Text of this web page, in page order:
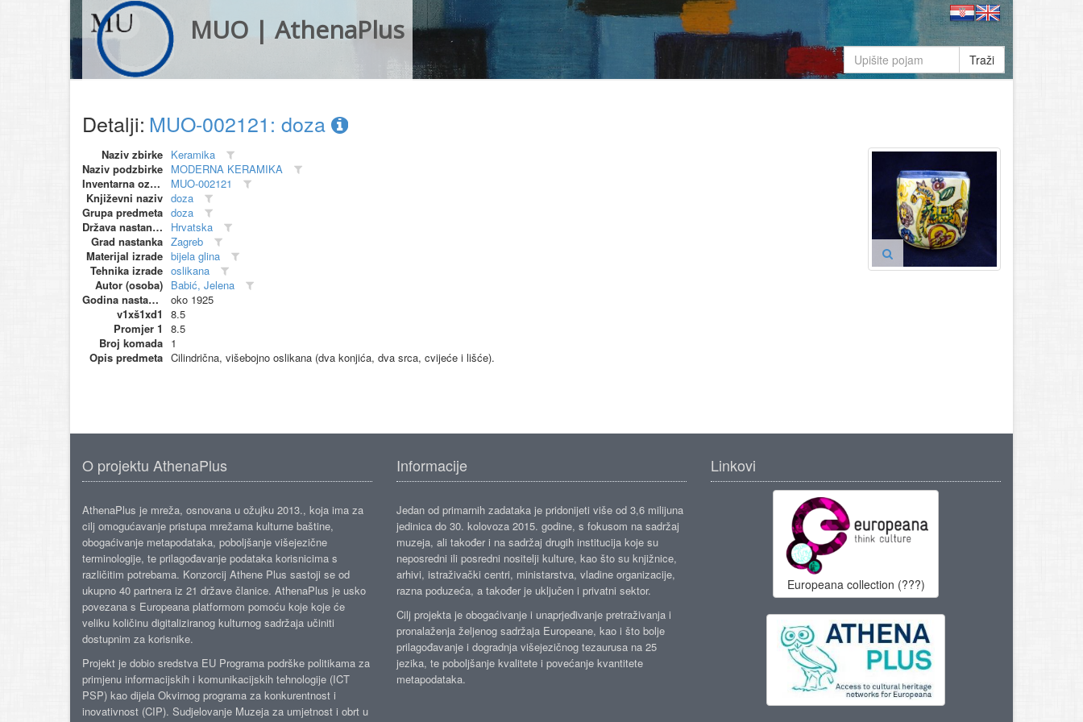
MUO | AthenaPlus
Traži
Detalji: MUO-002121: doza
Naziv zbirke Keramika
Naziv podzbirke MODERNA KERAMIKA
Inventarna oznaka
MUO-002121
Književni naziv doza
Grupa predmeta doza
Država nastanka
Hrvatska
Grad nastanka Zagreb
Materijal izrade bijela glina
Tehnika izrade oslikana
Autor (osoba) Babić, Jelena
Godina nastanka
oko 1925
v1xš1xd1
8.5
Promjer 1
8.5
Broj komada 1
Opis predmeta Cilindrična, višebojno oslikana (dva konjića, dva srca, cvijeće i lišće).
O projektu AthenaPlus
AthenaPlus je mreža, osnovana u ožujku 2013., koja ima za
cilj omogućavanje pristupa mrežama kulturne baštine,
obogaćivanje metapodataka, poboljšanje višejezične
terminologije, te prilagođavanje podataka korisnicima s
različitim potrebama. Konzorcij Athene Plus sastoji se od
ukupno 40 partnera iz 21 države članice. AthenaPlus je usko
povezana s Europeana platformom pomoću koje koje će
veliku količinu digitaliziranog kulturnog sadržaja učiniti
dostupnim za korisnike.
Projekt je dobio sredstva EU Programa podrške politikama za
primjenu informacijskih i komunikacijskih tehnologije (ICT
PSP) kao dijela Okvirnog programa za konkurentnost i
inovativnost (CIP). Sudjelovanje Muzeja za umjetnost i obrt u
Informacije
Jedan od primarnih zadataka je pridonijeti više od 3,6 milijuna
jedinica do 30. kolovoza 2015. godine, s fokusom na sadržaj
muzeja, ali također i na sadržaj drugih institucija koje su
neposredni ili posredni nositelji kulture, kao što su knjižnice,
arhivi, istraživački centri, ministarstva, vladine organizacije,
razna poduzeća, a također je uključen i privatni sektor.
Cilj projekta je obogaćivanje i unaprjeđivanje pretraživanja i
pronalaženja željenog sadržaja Europeane, kao i što bolje
prilagođavanje i dogradnja višejezičnog tezaurusa na 25
jezika, te poboljšanje kvalitete i povećanje kvantitete
metapodataka.
Linkovi
Europeana collection (???)